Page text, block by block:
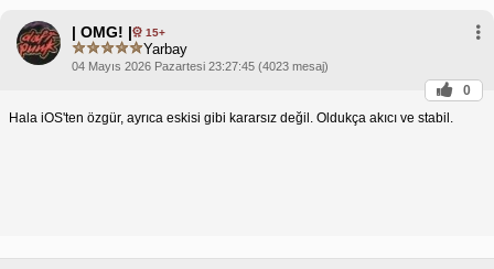
| OMG! | 15+
Yarbay
04 Mayıs 2026 Pazartesi 23:27:45 (4023 mesaj)
0
Hala iOS'ten özgür, ayrıca eskisi gibi kararsız değil. Oldukça akıcı ve stabil.